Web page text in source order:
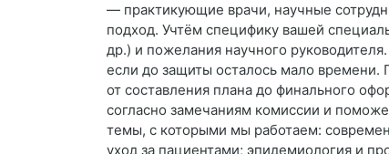
— практикующие врачи, научные
подход. Учтём специфику вашей
др.) и пожелания научного
если до защиты осталось мало времени.
от составления плана до финального
согласно замечаниям комиссии и
темы, с которыми мы работаем:
уход за пациентами; эпидемиология и